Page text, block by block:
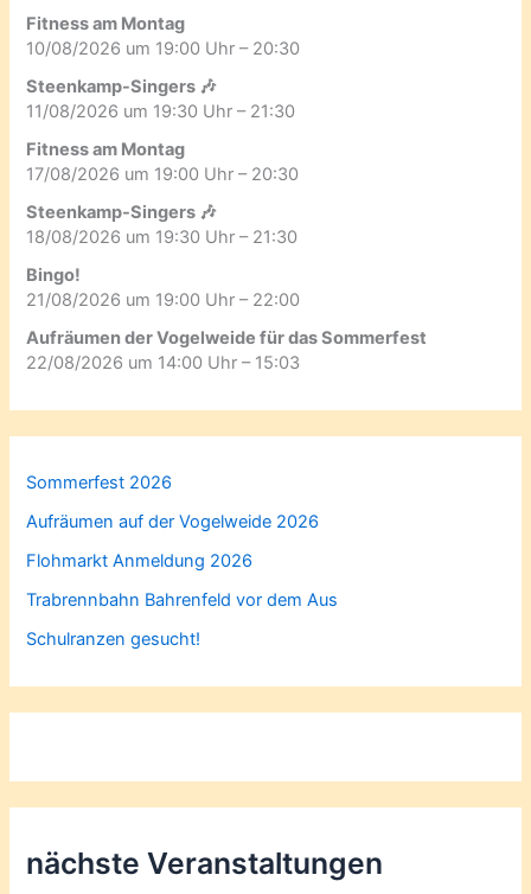
Fitness am Montag
10/08/2026 um 19:00 Uhr – 20:30
Steenkamp-Singers 🎶
11/08/2026 um 19:30 Uhr – 21:30
Fitness am Montag
17/08/2026 um 19:00 Uhr – 20:30
Steenkamp-Singers 🎶
18/08/2026 um 19:30 Uhr – 21:30
Bingo!
21/08/2026 um 19:00 Uhr – 22:00
Aufräumen der Vogelweide für das Sommerfest
22/08/2026 um 14:00 Uhr – 15:03
Sommerfest 2026
Aufräumen auf der Vogelweide 2026
Flohmarkt Anmeldung 2026
Trabrennbahn Bahrenfeld vor dem Aus
Schulranzen gesucht!
nächste Veranstaltungen